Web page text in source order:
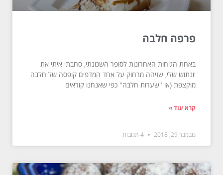
פרפה חלבה
באחת הגיחות האחרונות לסופר השכונתי, סחבתי איתי את
יונתוש שלי, שזיהה מרחוק על אחד המדפים קופסה של חלבה
מוקצפת (או "שערות חלבה" כפי שאנחנו קוראים
קרא עוד »
נובמבר 29, 2018